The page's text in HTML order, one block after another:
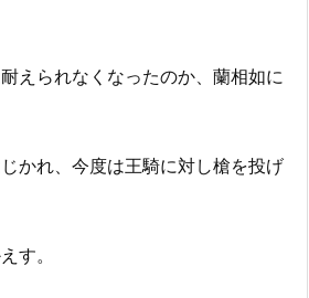
えられなくなったのか、蘭相如に
かれ、今度は王騎に対し槍を投げ
す。